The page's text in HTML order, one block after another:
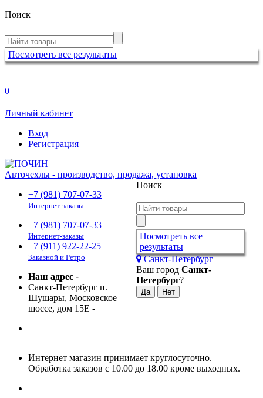
Поиск
Посмотреть все результаты
0
Личный кабинет
Вход
Регистрация
Авточехлы - производство, продажа, установка
+7 (981) 707-07-33
Интернет-заказы
+7 (981) 707-07-33
Интернет-заказы
+7 (911) 922-22-25
Заказной и Ретро
Наш адрес -
Санкт-Петербург п.
Шушары, Московское
шоссе, дом 15Е -
Поиск
Посмотреть все
результаты
Санкт-Петербург
Ваш город Санкт-
Петербург?
Интернет магазин принимает круглосуточно.
Обработка заказов с 10.00 до 18.00 кроме выходных.